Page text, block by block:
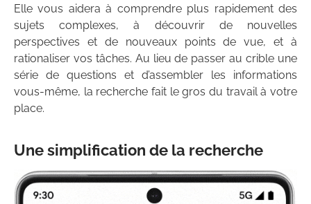
Elle vous aidera à comprendre plus rapidement des
sujets complexes, à découvrir de nouvelles
perspectives et de nouveaux points de vue, et à
rationaliser vos tâches. Au lieu de passer au crible une
série de questions et d’assembler les informations
vous-même, la recherche fait le gros du travail à votre
place.
Une simplification de la recherche